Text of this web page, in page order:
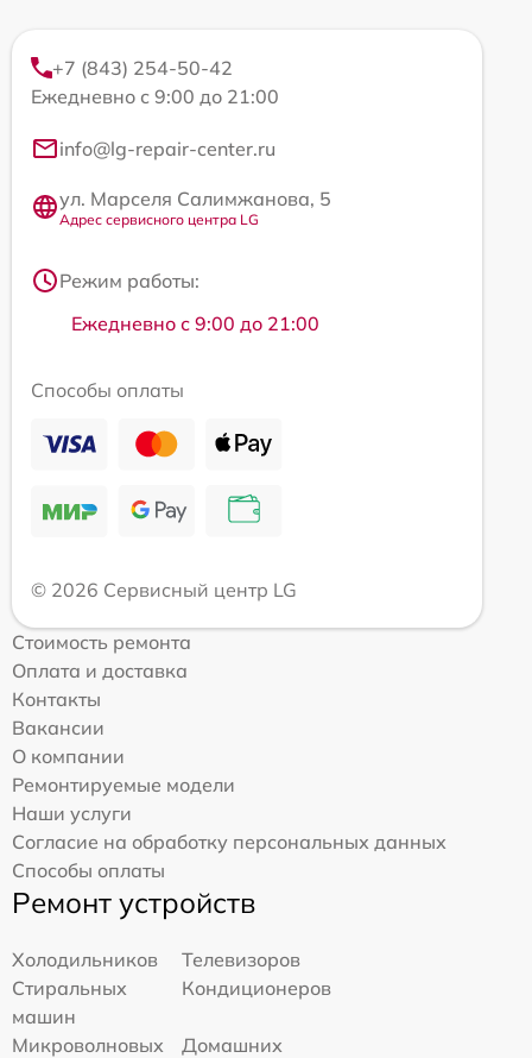
+7 (843) 254-50-42
Ежедневно с 9:00 до 21:00
info@lg-repair-center.ru
ул. Марселя Салимжанова, 5
Адрес сервисного центра LG
Режим работы:
Ежедневно с 9:00 до 21:00
Способы оплаты
© 2026 Сервисный центр LG
Стоимость ремонта
Оплата и доставка
Контакты
Вакансии
О компании
Ремонтируемые модели
Наши услуги
Согласие на обработку персональных данных
Способы оплаты
Ремонт устройств
Холодильников
Телевизоров
Стиральных
машин
Кондиционеров
Микроволновых
Домашних